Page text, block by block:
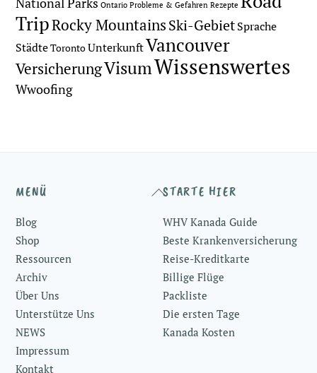
Ontario Probleme & Gefahren Rezepte
TripRocky MountainsSki-GebietSprache
StädteTorontoUnterkunftVancouver
VersicherungVisumWissenswertes
Wwoofing
Back
Top
MENÜ
Blog
Shop
Ressourcen
Archiv
Über Uns
Unterstütze Uns
NEWS
Impressum
Kontakt
STARTE HIER
WHV Kanada Guide
Beste Krankenversicherung
Reise-Kreditkarte
Billige Flüge
Packliste
Die ersten Tage
Kanada Kosten